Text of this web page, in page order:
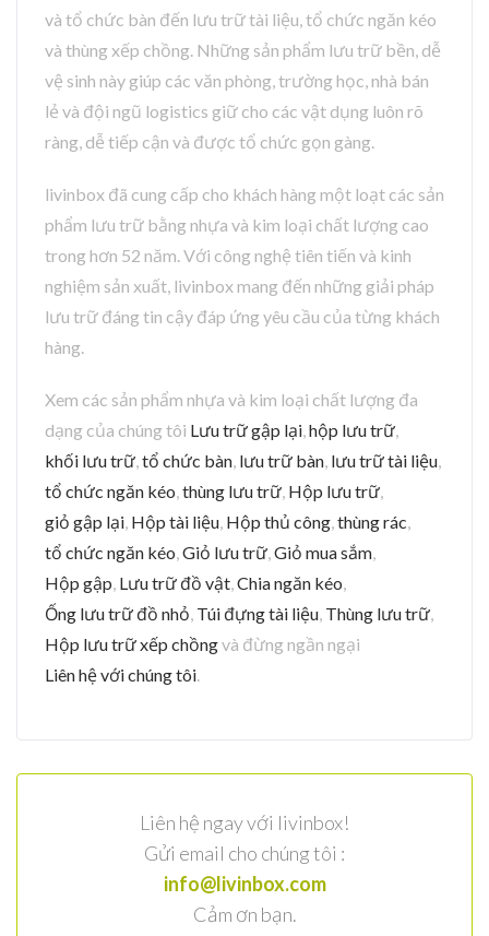
và tổ chức bàn đến lưu trữ tài liệu, tổ chức ngăn kéo
và thùng xếp chồng. Những sản phẩm lưu trữ bền, dễ
vệ sinh này giúp các văn phòng, trường học, nhà bán
lẻ và đội ngũ logistics giữ cho các vật dụng luôn rõ
ràng, dễ tiếp cận và được tổ chức gọn gàng.
livinbox đã cung cấp cho khách hàng một loạt các sản
phẩm lưu trữ bằng nhựa và kim loại chất lượng cao
trong hơn 52 năm. Với công nghệ tiên tiến và kinh
nghiệm sản xuất, livinbox mang đến những giải pháp
lưu trữ đáng tin cậy đáp ứng yêu cầu của từng khách
hàng.
Xem các sản phẩm nhựa và kim loại chất lượng đa
dạng của chúng tôi Lưu trữ gập lại hộp lưu trữ
khối lưu trữ tổ chức bàn lưu trữ bàn lưu trữ tài liệu
tổ chức ngăn kéo thùng lưu trữ Hộp lưu trữ
giỏ gập lại Hộp tài liệu Hộp thủ công thùng rác
tổ chức ngăn kéo Giỏ lưu trữ Giỏ mua sắm
Hộp gập Lưu trữ đồ vật Chia ngăn kéo
Ống lưu trữ đồ nhỏ Túi đựng tài liệu Thùng lưu trữ
Hộp lưu trữ xếp chồngvà đừng ngần ngại
Liên hệ với chúng tôi
Liên hệ ngay với livinbox!
Gửi email cho chúng tôi :
info@livinbox.com
Cảm ơn bạn.